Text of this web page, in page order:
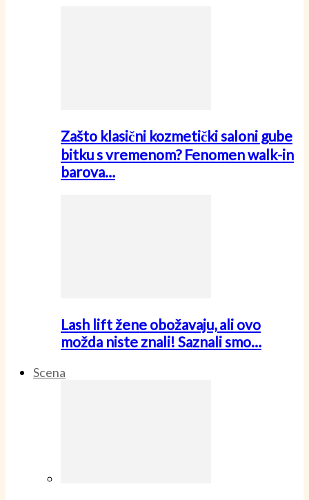
Zašto klasični kozmetički saloni gube
bitku s vremenom? Fenomen walk-in
barova…
Lash lift žene obožavaju, ali ovo
možda niste znali! Saznali smo…
Scena